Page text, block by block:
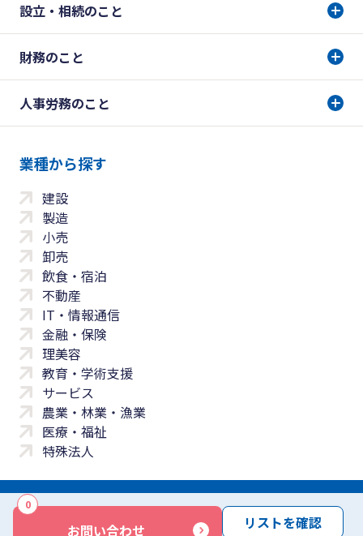
お問い合わせ
0
リストを確認
設立・相続のこと
財務のこと
人事労務のこと
業種から探す
建設
製造
小売
卸売
飲食・宿泊
不動産
IT・情報通信
金融・保険
理美容
教育・学術支援
サービス
農業・林業・漁業
医療・福祉
特殊法人
サイトマップ 免責事項 サービス利用規約
商標について反社会勢力に対する基本方針 お問い合わせ